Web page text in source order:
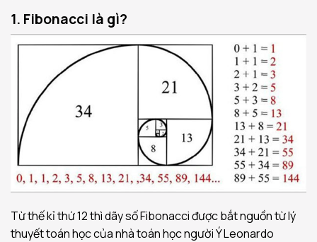
1. Fibonacci là gì?
Từ thế kỉ thứ 12 thì dãy số Fibonacci được bắt nguồn từ lý
thuyết toán học của nhà toán học người Ý Leonardo